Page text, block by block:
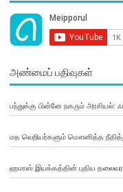
அண்மைப் பதிவுகள்
பந்துக்கு பின்னே நகரும் அரசியல்:
மத வெறியர்களும் மௌனித்த
ஹமாஸ் இயக்கத்தின் புதிய